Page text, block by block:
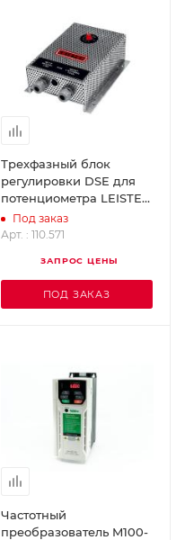
Трехфазный блок
регулировки DSE для
потенциометра LEISTER
110.571
Под заказ
Арт. : 110.571
ЗАПРОС ЦЕНЫ
ПОД ЗАКАЗ
Частотный
преобразователь M100-